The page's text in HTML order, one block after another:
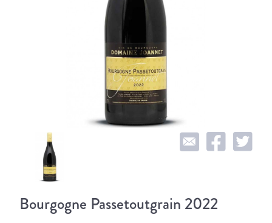
Bourgogne Passetoutgrain 2022